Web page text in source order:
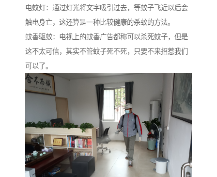
电蚊灯：通过灯光将文字吸引过去，等蚊子飞近以后会
触电身亡，这还算是一种比较健康的杀蚊的方法。
蚊香驱蚊：电视上的蚊香广告都称可以杀死蚊子，但是
这不太可信，其实不管蚊子死不死，只要不来招惹我们
可以了。